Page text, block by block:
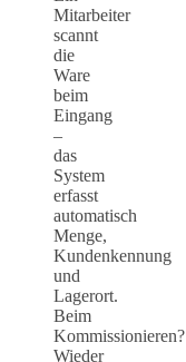
Mitarbeiter
scannt
die
Ware
beim
Eingang
–
das
System
erfasst
automatisch
Menge,
Kundenkennung
und
Lagerort.
Beim
Kommissionieren?
Wieder